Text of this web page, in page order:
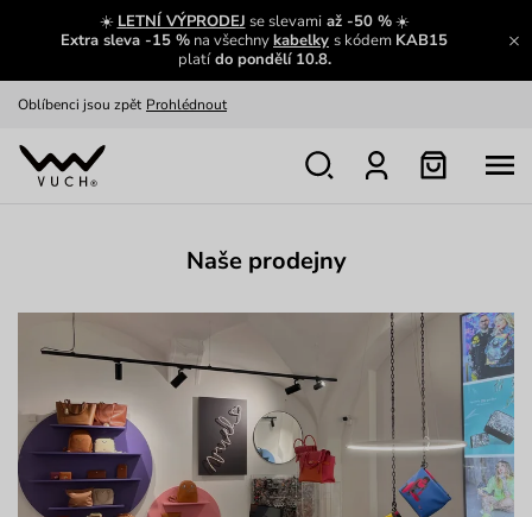
☀️ LETNÍ VÝPRODEJ se slevamiaž -50 %☀️
Extra sleva -15 % na všechnykabelky s kódem KAB15
platído pondělí 10.8.
Zajímavosti ze světa Vuch:
Zobrazit
Oblíbenci jsou zpět Prohlédnout
Nech se inspirovat
Naše prodejny